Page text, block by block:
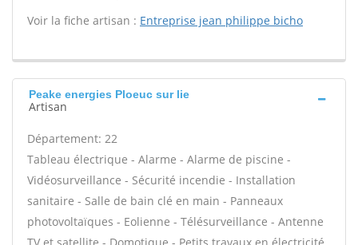
Voir la fiche artisan : Entreprise jean philippe bicho
Peake energies Ploeuc sur lie
Artisan
Département: 22
Tableau électrique - Alarme - Alarme de piscine -
Vidéosurveillance - Sécurité incendie - Installation
sanitaire - Salle de bain clé en main - Panneaux
photovoltaïques - Eolienne - Télésurveillance - Antenne